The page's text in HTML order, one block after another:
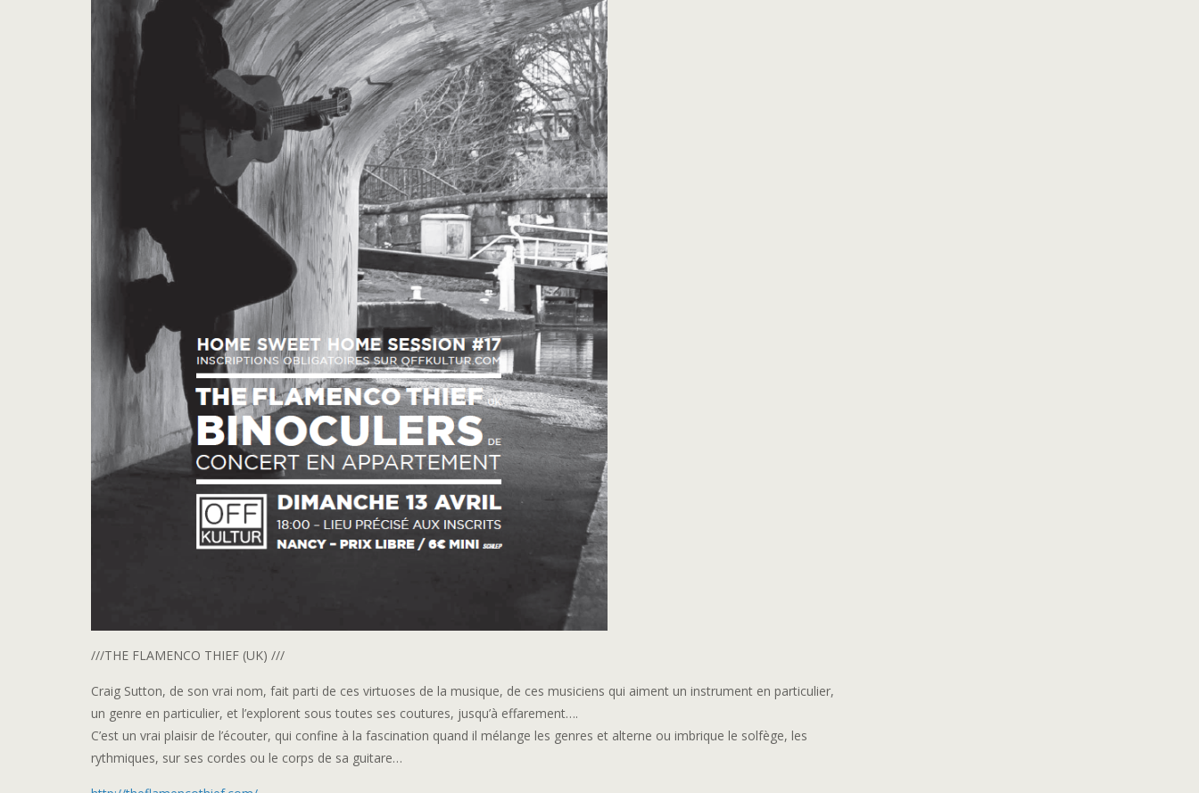
///THE FLAMENCO THIEF (UK) ///
Craig Sutton, de son vrai nom, fait parti de ces virtuoses de la musique, de ces musiciens qui aiment un instrument en particulier,
un genre en particulier, et l’explorent sous toutes ses coutures, jusqu’à effarement….
C’est un vrai plaisir de l’écouter, qui confine à la fascination quand il mélange les genres et alterne ou imbrique le solfège, les
rythmiques, sur ses cordes ou le corps de sa guitare…